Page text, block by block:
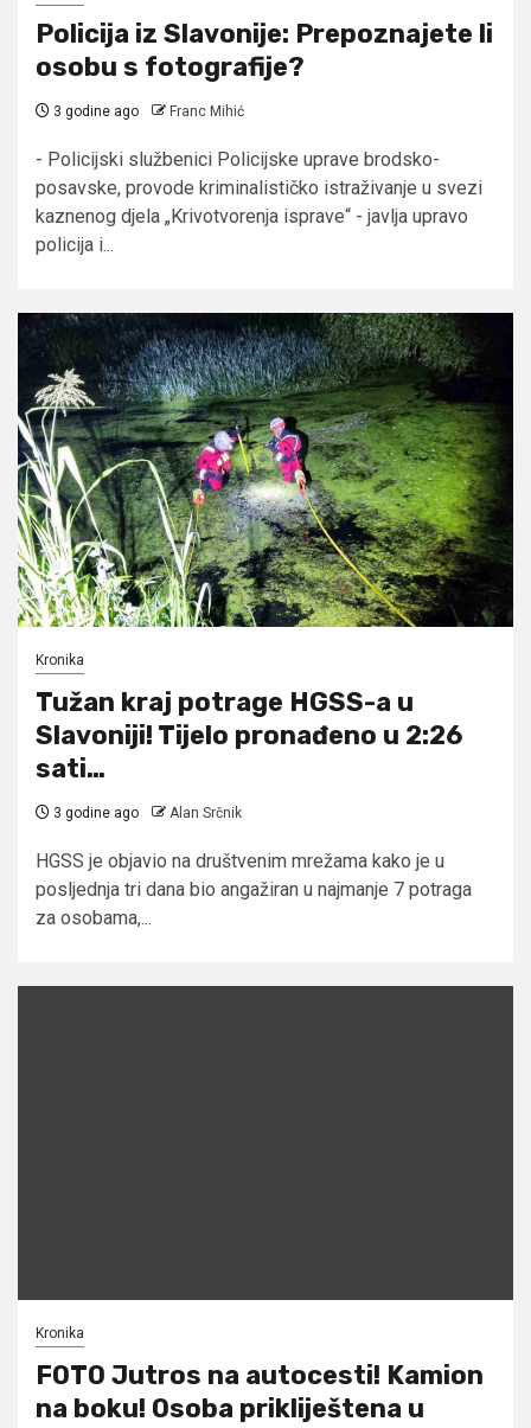
Policija iz Slavonije: Prepoznajete li
osobu s fotografije?
3 godine ago Franc Mihić
- Policijski službenici Policijske uprave brodsko-
posavske, provode kriminalističko istraživanje u svezi
kaznenog djela „Krivotvorenja isprave“ - javlja upravo
policija i...
Kronika
Tužan kraj potrage HGSS-a u
Slavoniji! Tijelo pronađeno u 2:26
sati…
3 godine ago Alan Srčnik
HGSS je objavio na društvenim mrežama kako je u
posljednja tri dana bio angažiran u najmanje 7 potraga
za osobama,...
Kronika
FOTO Jutros na autocesti! Kamion
na boku! Osoba prikliještena u